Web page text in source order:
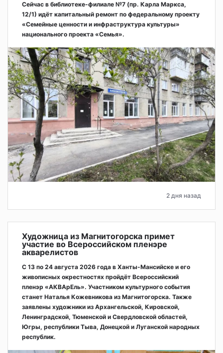
Сейчас в библиотеке-филиале №7 (пр. Карла Маркса,
12/1) идёт капитальный ремонт по федеральному проекту
«Семейные ценности и инфраструктура культуры»
национального проекта «Семья».
2 дня назад
Художница из Магнитогорска примет
участие во Всероссийском пленэре
акварелистов
С 13 по 24 августа 2026 года в Ханты-Мансийске и его
живописных окрестностях пройдёт Всероссийский
пленэр «АКВАрЕль». Участником культурного события
станет Наталья Кожевникова из Магнитогорска. Также
заявлены художники из Архангельской, Кировской,
Ленинградской, Тюменской и Свердловской областей,
Югры, республики Тыва, Донецкой и Луганской народных
республик.